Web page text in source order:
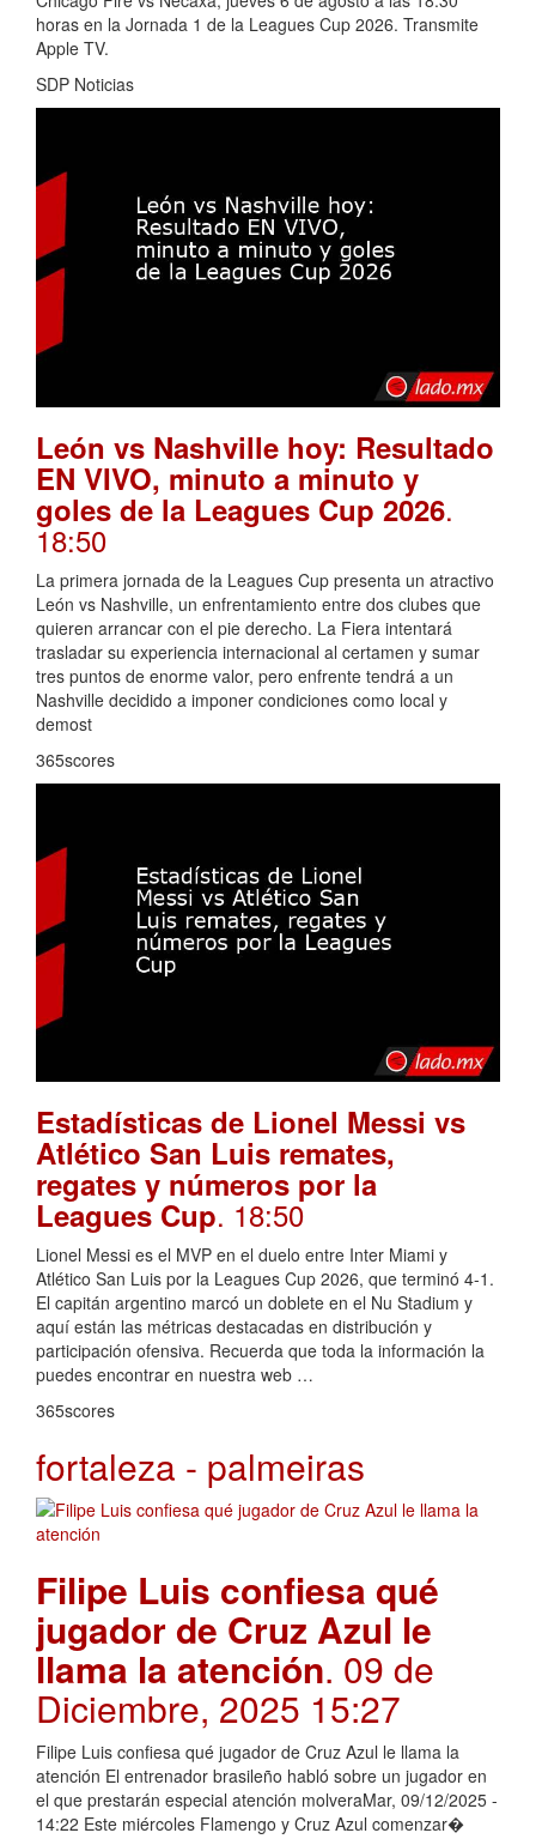
horas en la Jornada 1 de la Leagues Cup 2026. Transmite
Apple TV.
SDP Noticias
León vs Nashville hoy: Resultado
EN VIVO, minuto a minuto y
goles de la Leagues Cup 2026.
18:50
La primera jornada de la Leagues Cup presenta un atractivo
León vs Nashville, un enfrentamiento entre dos clubes que
quieren arrancar con el pie derecho. La Fiera intentará
trasladar su experiencia internacional al certamen y sumar
tres puntos de enorme valor, pero enfrente tendrá a un
Nashville decidido a imponer condiciones como local y
demost
365scores
Estadísticas de Lionel Messi vs
Atlético San Luis remates,
regates y números por la
Leagues Cup. 18:50
Lionel Messi es el MVP en el duelo entre Inter Miami y
Atlético San Luis por la Leagues Cup 2026, que terminó 4-1.
El capitán argentino marcó un doblete en el Nu Stadium y
aquí están las métricas destacadas en distribución y
participación ofensiva. Recuerda que toda la información la
puedes encontrar en nuestra web …
365scores
fortaleza - palmeiras
Filipe Luis confiesa qué
jugador de Cruz Azul le
llama la atención. 09 de
Diciembre, 2025 15:27
Filipe Luis confiesa qué jugador de Cruz Azul le llama la
atención El entrenador brasileño habló sobre un jugador en
el que prestarán especial atención molveraMar, 09/12/2025 -
14:22 Este miércoles Flamengo y Cruz Azul comenzar�